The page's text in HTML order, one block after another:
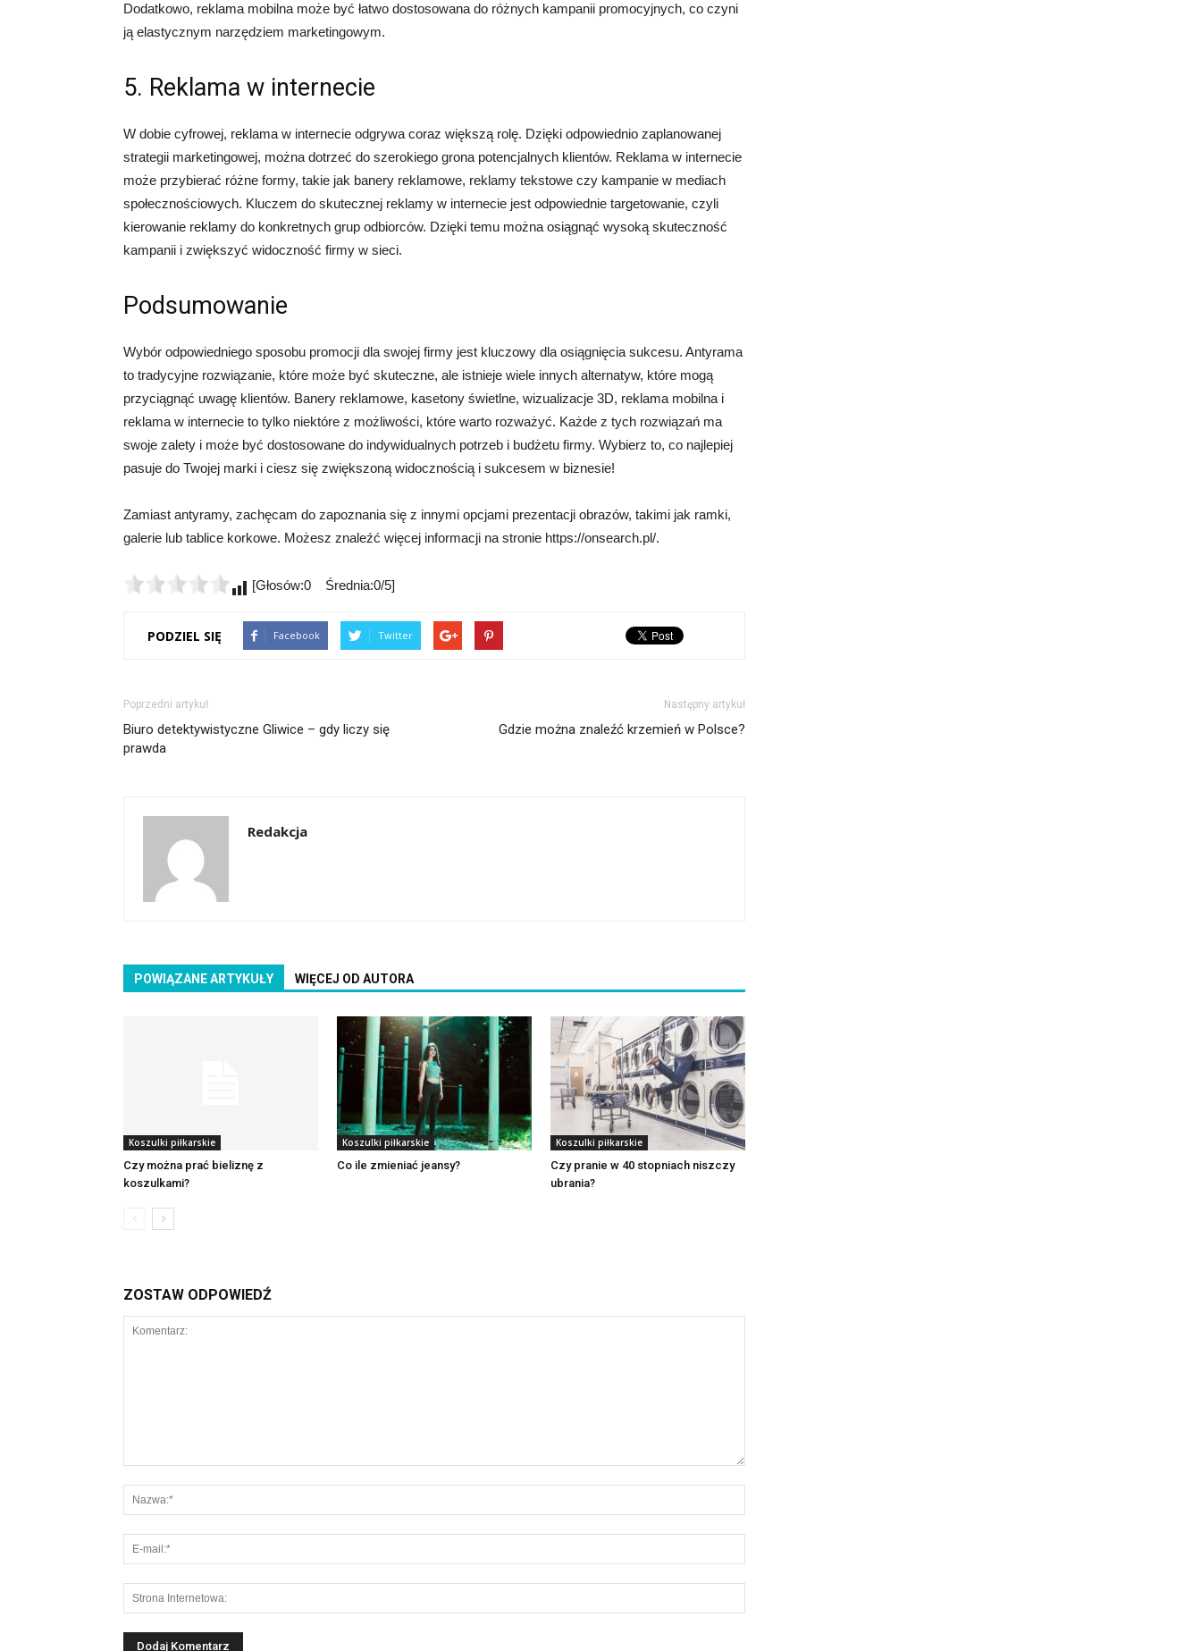
Dodatkowo, reklama mobilna może być łatwo dostosowana do różnych kampanii promocyjnych, co czyni
ją elastycznym narzędziem marketingowym.
5. Reklama w internecie
W dobie cyfrowej, reklama w internecie odgrywa coraz większą rolę. Dzięki odpowiednio zaplanowanej
strategii marketingowej, można dotrzeć do szerokiego grona potencjalnych klientów. Reklama w internecie
może przybierać różne formy, takie jak banery reklamowe, reklamy tekstowe czy kampanie w mediach
społecznościowych. Kluczem do skutecznej reklamy w internecie jest odpowiednie targetowanie, czyli
kierowanie reklamy do konkretnych grup odbiorców. Dzięki temu można osiągnąć wysoką skuteczność
kampanii i zwiększyć widoczność firmy w sieci.
Podsumowanie
Wybór odpowiedniego sposobu promocji dla swojej firmy jest kluczowy dla osiągnięcia sukcesu. Antyrama
to tradycyjne rozwiązanie, które może być skuteczne, ale istnieje wiele innych alternatyw, które mogą
przyciągnąć uwagę klientów. Banery reklamowe, kasetony świetlne, wizualizacje 3D, reklama mobilna i
reklama w internecie to tylko niektóre z możliwości, które warto rozważyć. Każde z tych rozwiązań ma
swoje zalety i może być dostosowane do indywidualnych potrzeb i budżetu firmy. Wybierz to, co najlepiej
pasuje do Twojej marki i ciesz się zwiększoną widocznością i sukcesem w biznesie!
Zamiast antyramy, zachęcam do zapoznania się z innymi opcjami prezentacji obrazów, takimi jak ramki,
galerie lub tablice korkowe. Możesz znaleźć więcej informacji na stronie https://onsearch.pl/.
[Głosów:0 Średnia:0/5]
PODZIEL SIĘ Facebook Twitter
Poprzedni artykuł
Biuro detektywistyczne Gliwice – gdy liczy się
prawda
Następny artykuł
Gdzie można znaleźć krzemień w Polsce?
Redakcja
POWIĄZANE ARTYKUŁY WIĘCEJ OD AUTORA
Koszulki piłkarskie
Czy można prać bieliznę z
koszulkami?
Koszulki piłkarskie
Co ile zmieniać jeansy?
Koszulki piłkarskie
Czy pranie w 40 stopniach niszczy
ubrania?
ZOSTAW ODPOWIEDŹ